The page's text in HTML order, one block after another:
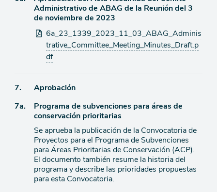
agenda
Administrativo de ABAG de la Reunión del 3
de noviembre de 2023
Archivos
adjuntos
6a_23_1339_2023_11_03_ABAG_Adminis
trative_Committee_Meeting_Minutes_Draft.p
df
Ítem
de
agenda
7.
Aprobación
Ítem
agenda
7a.
Programa de subvenciones para áreas de
conservación prioritarias
Se aprueba la publicación de la Convocatoria de
Proyectos para el Programa de Subvenciones
para Áreas Prioritarias de Conservación (ACP).
El documento también resume la historia del
programa y describe las prioridades propuestas
para esta Convocatoria.